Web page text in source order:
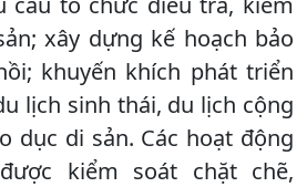
xây dựng kế hoạch bảo
khuyến khích phát triển
lịch sinh thái, du lịch cộng
dục di sản. Các hoạt động
kiểm soát chặt chẽ,